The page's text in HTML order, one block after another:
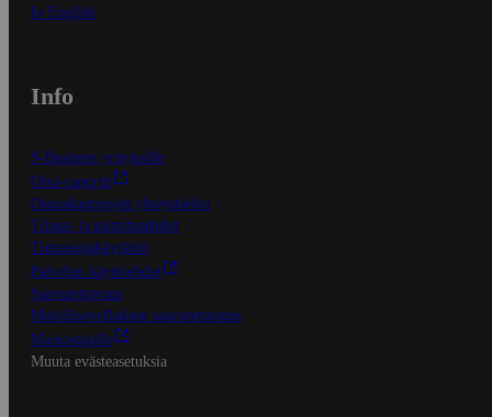
In English
Info
S-Business yrityksille
Oiva-raportit
Osuuskauppojen yhteystiedot
Tilaus- ja toimitusehdot
Tietosuojakäytäntö
Palvelun käyttöehdot
Saavutettavuus
Mobiilisovelluksen saavutettavuus
Mainostajalle
Muuta evästeasetuksia